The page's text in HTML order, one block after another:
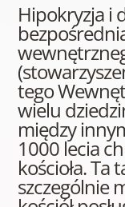
Hipokryzja i
tego
wielu
między
1000 lecia
kościoła. Ta
szczególnie